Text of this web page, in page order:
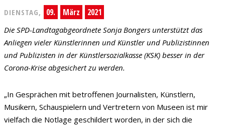
DIENSTAG, 09. März 2021
Die SPD-Landtagabgeordnete Sonja Bongers unterstützt das
Anliegen vieler Künstlerinnen und Künstler und Publizistinnen
und Publizisten in der Künstlersozialkasse (KSK) besser in der
Corona-Krise abgesichert zu werden.
„In Gesprächen mit betroffenen Journalisten, Künstlern,
Musikern, Schauspielern und Vertretern von Museen ist mir
vielfach die Notlage geschildert worden, in der sich die